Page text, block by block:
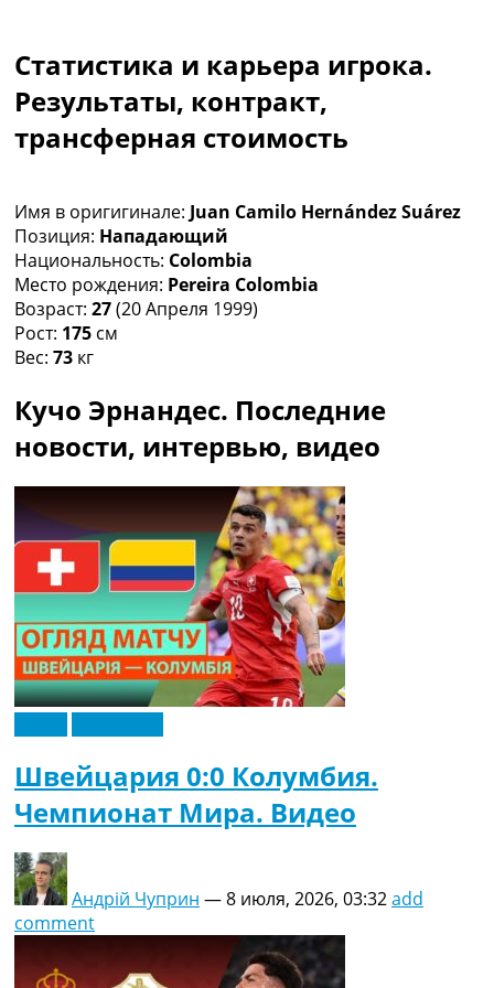
Чемпионат Мира
Украина. Премьер-Лига
Украина. Первая Лига
Лига Чемпионов
Другие Турниры >>>
Таблицы
Таблицы групп Чемпионата Мира
Украина. Премьер-Лига
Украина. Первая Лига
Лига Чемпионов. Таблицы групп
Все таблицы >>>
Рейтинги
Рейтинг стран УЕФА
Рейтинг клубов УЕФА
ТВ программа
RU
UA
Categories
Главная
Новости футбола
Видео
Трансферы
Новости футбола Украины
Последние комментарии
Конкурс прогнозов
Правила
Коллективный прогноз
Турниры
Чемпионат Мира
Статистика и карьера игрока.
Результаты, контракт,
трансферная стоимость
Имя в оригигинале: Juan Camilo Hernández Suárez
Позиция: Нападающий
Национальность: Colombia
Место рождения: Pereira Colombia
Возраст: 27(20 Апреля 1999)
Рост: 175 см
Вес: 73 кг
Кучо Эрнандес. Последние
новости, интервью, видео
Швейцария 0:0 Колумбия.
Чемпионат Мира. Видео
Андрій Чуприн —8 июля, 2026, 03:32add
comment